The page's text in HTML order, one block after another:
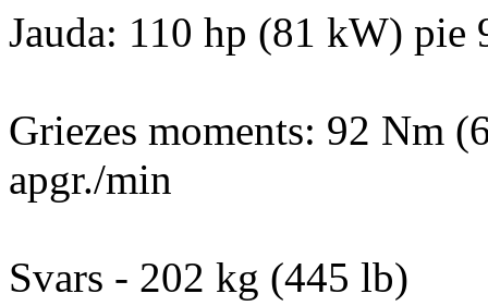
Jauda: 110 hp (81 kW) pie
Griezes moments: 92 Nm
apgr./min
Svars - 202 kg (445 lb)